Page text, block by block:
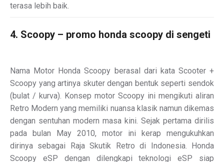
terasa lebih baik.
4. Scoopy – promo honda scoopy di sengeti
Nama Motor Honda Scoopy berasal dari kata Scooter +
Scoopy yang artinya skuter dengan bentuk seperti sendok
(bulat / kurva). Konsep motor Scoopy ini mengikuti aliran
Retro Modern yang memiliki nuansa klasik namun dikemas
dengan sentuhan modern masa kini. Sejak pertama dirilis
pada bulan May 2010, motor ini kerap mengukuhkan
dirinya sebagai Raja Skutik Retro di Indonesia. Honda
Scoopy eSP dengan dilengkapi teknologi eSP siap